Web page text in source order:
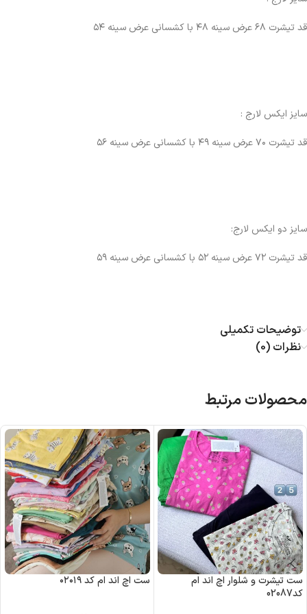
قد تیشرت ۶۸ عرض سینه ۴۸ با کشسانی عرض سینه ۵۴
سایز ایکس لارج :
قد تیشرت ۷۰ عرض سینه ۴۹ با کشسانی عرض سینه ۵۶
سایز دو ایکس لارج:
قد تیشرت ۷۲ عرض سینه ۵۲ با کشسانی عرض سینه ۵۹
توضیحات تکمیلی
نظرات (0)
محصولات مرتبط
ست تیشرت و شلوار اچ اند ام
کد02087
ست اچ اند ام کد ۰۲۰۱۹